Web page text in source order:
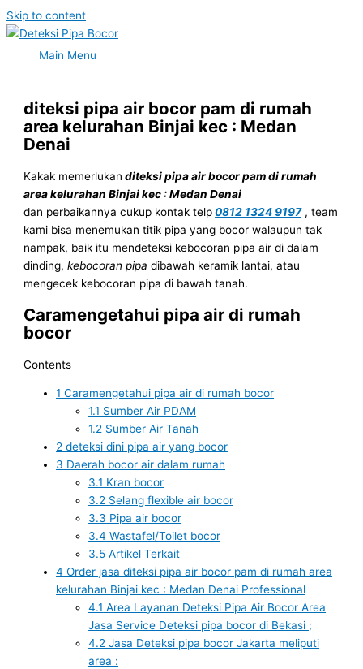
Skip to content
Main Menu
diteksi pipa air bocor pam di rumah
area kelurahan Binjai kec : Medan
Denai
Kakak memerlukan diteksi pipa air bocor pam di rumah
area kelurahan Binjai kec : Medan Denai
dan perbaikannya cukup kontak telp0812 1324 9197, team
kami bisa menemukan titik pipa yang bocor walaupun tak
nampak, baik itu mendeteksi kebocoran pipa air di dalam
dinding,kebocoran pipa dibawah keramik lantai, atau
mengecek kebocoran pipa di bawah tanah.
Caramengetahui pipa air di rumah
bocor
Contents
1 Caramengetahui pipa air di rumah bocor
1.1 Sumber Air PDAM
1.2 Sumber Air Tanah
2 deteksi dini pipa air yang bocor
3 Daerah bocor air dalam rumah
3.1 Kran bocor
3.2 Selang flexible air bocor
3.3 Pipa air bocor
3.4 Wastafel/Toilet bocor
3.5 Artikel Terkait
4 Order jasa diteksi pipa air bocor pam di rumah area
kelurahan Binjai kec : Medan Denai Professional
4.1 Area Layanan Deteksi Pipa Air Bocor Area
Jasa Service Deteksi pipa bocor di Bekasi ;
4.2 Jasa Deteksi pipa bocor Jakarta meliputi
area :